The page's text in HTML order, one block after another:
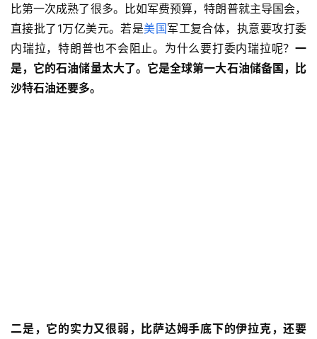
比第一次成熟了很多。比如军费预算，特朗普就主导国会，
直接批了1万亿美元。若是美国军工复合体，执意要攻打委
内瑞拉，特朗普也不会阻止。为什么要打委内瑞拉呢？ 一
是，它的石油储量太大了。它是全球第一大石油储备国，比
沙特石油还要多。
二是，它的实力又很弱，比萨达姆手底下的伊拉克，还要